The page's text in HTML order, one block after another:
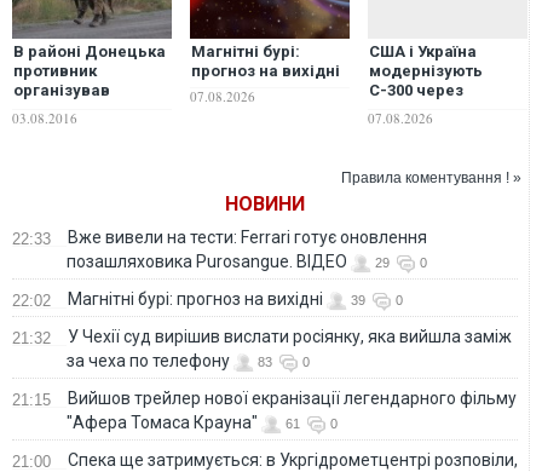
В районі Донецька
противник
організував
польоти БПЛА -
03.08.2016
Магнітні бурі:
прогноз на вихідні
07.08.2026
США і Україна
модернізують
С-300 через
Patriot, - ЗМІ
07.08.2026
Правила коментування ! »
НОВИНИ
22:33
Вже вивели на тести: Ferrari готує оновлення
позашляховика Purosangue. ВІДЕО
29 0
22:02 Магнітні бурі: прогноз на вихідні 39 0
21:32
У Чехії суд вирішив вислати росіянку, яка вийшла заміж
за чеха по телефону
83 0
21:15
Вийшов трейлер нової екранізації легендарного фільму
"Афера Томаса Крауна"
61 0
21:00
Спека ще затримується: в Укргідрометцентрі розповіли,